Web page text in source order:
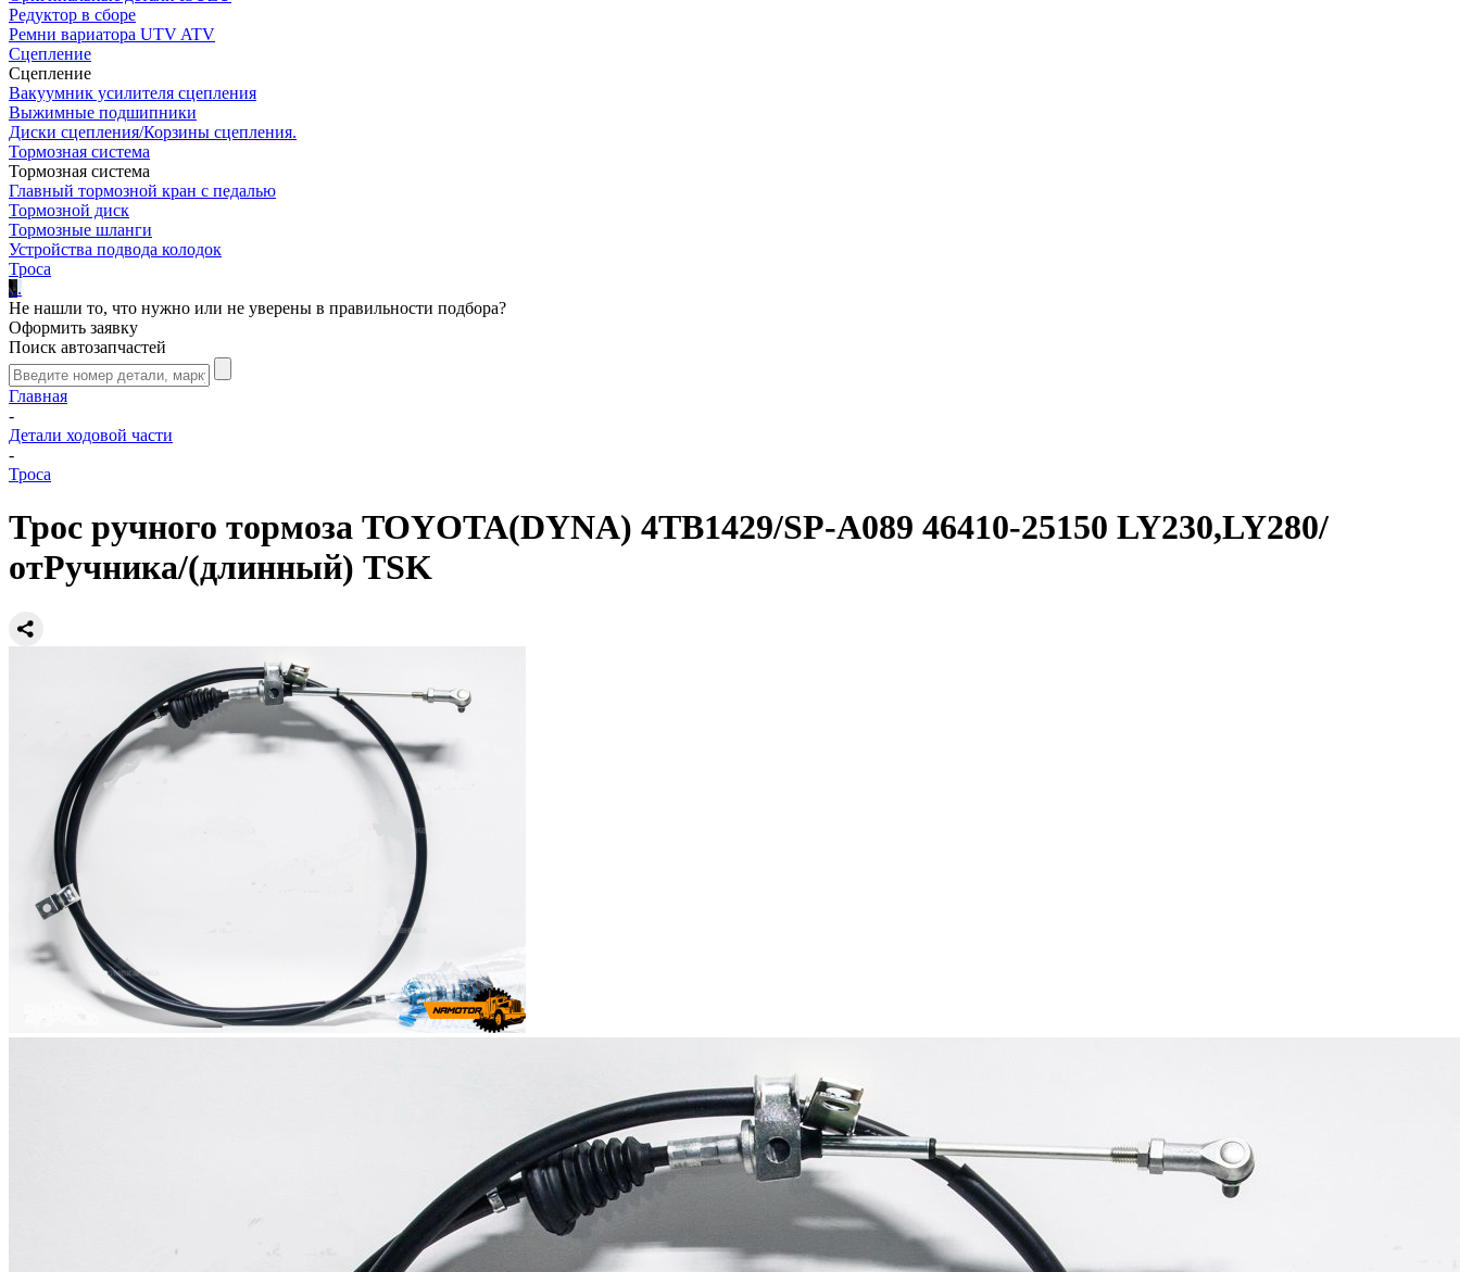
Редуктор в сборе
Ремни вариатора UTV ATV
Сцепление
Сцепление
Вакуумник усилителя сцепления
Выжимные подшипники
Диски сцепления/Корзины сцепления.
Тормозная система
Тормозная система
Главный тормозной кран с педалью
Тормозной диск
Тормозные шланги
Устройства подвода колодок
Троса
...
Не нашли то, что нужно или не уверены в правильности подбора?
Оформить заявку
Поиск автозапчастей
Главная
-
Детали ходовой части
-
Троса
Трос ручного тормоза TOYOTA(DYNA) 4TB1429/SP-A089 46410-25150 LY230,LY280/
отРучника/(длинный) TSK